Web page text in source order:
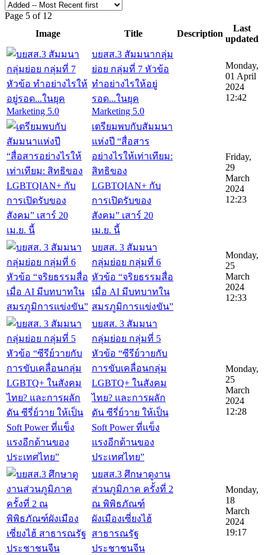
Page 5 of 12
Image
Title Description
Last
updated
บยสส.3 สัมมนากลุ่ม
ย่อย กลุ่มที่ 7 หัวข้อ
ทำอย่างไรให้อยู่
รอด...ในยุค
Marketing 5.0
Monday,
01 April
2024
12:42
เตรียมพบกับสัมมนา
แห่งปี “สื่อสาร
อย่างไรให้เท่าเทียม:
สิทธิของ
LGBTQIAN+ กับ
การเปิดรับของ
สังคม” เสาร์ 20
เม.ย. นี้
Friday,
29
March
2024
12:23
บยสส. 3 สัมมนา
กลุ่มย่อย กลุ่มที่ 6
หัวข้อ “จริยธรรมสื่อ
เมื่อ AI มีบทบาทใน
สมรภูมิการแข่งขัน”
Monday,
25
March
2024
12:33
บยสส. 3 สัมมนา
กลุ่มย่อย กลุ่มที่ 5
หัวข้อ “ซีรีย์วายกับ
การขับเคลื่อนกลุ่ม
LGBTQ+ ในสังคม
ไทย? และการผลัก
ดัน ซีรี่ย์วาย ให้เป็น
Soft Power ที่แข็ง
แรงอีกด้านของ
ประเทศไทย”
Monday,
25
March
2024
12:28
บยสส.3 ศึกษาดูงาน
ส่วนภูมิภาค ครั้งที่ 2
ณ พิพิธภัณฑ์
ผังเมืองเซี่ยงไฮ้
สาธารณรัฐ
ประชาชนจีน
Monday,
18
March
2024
19:17